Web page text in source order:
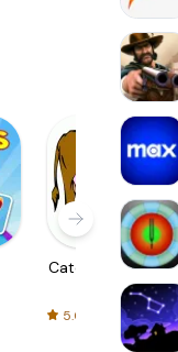
Catch The Cow
5.0